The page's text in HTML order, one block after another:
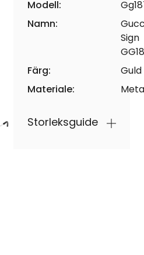
Modell:
Namn:
Sign
Färg:
Guld
Materiale:
Storleksguide